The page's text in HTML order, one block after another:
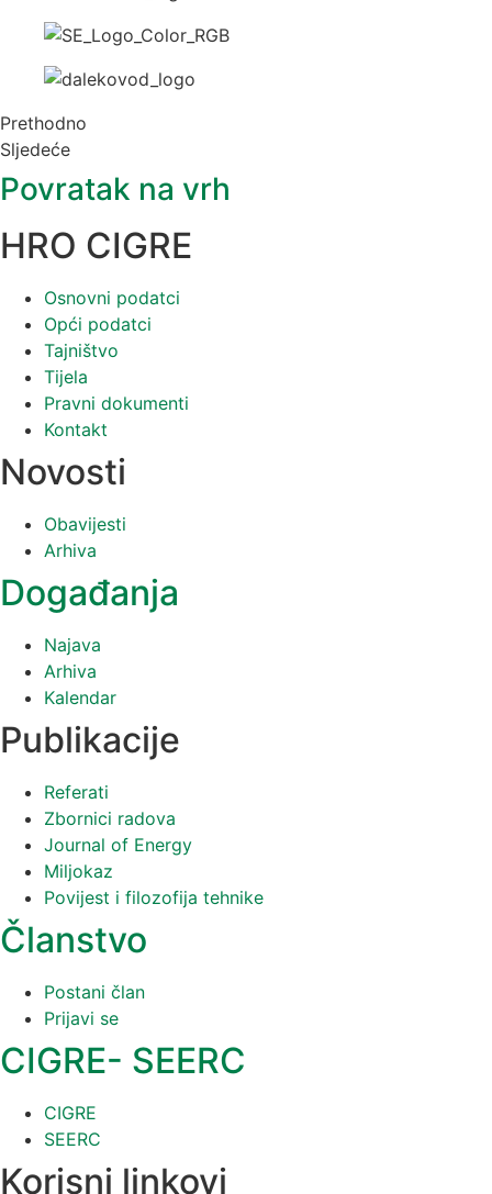
Prethodno
Sljedeće
Povratak na vrh
HRO CIGRE
Osnovni podatci
Opći podatci
Tajništvo
Tijela
Pravni dokumenti
Kontakt
Novosti
Obavijesti
Arhiva
Događanja
Najava
Arhiva
Kalendar
Publikacije
Referati
Zbornici radova
Journal of Energy
Miljokaz
Povijest i filozofija tehnike
Članstvo
Postani član
Prijavi se
CIGRE- SEERC
CIGRE
SEERC
Korisni linkovi